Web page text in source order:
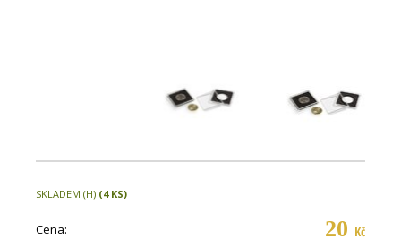
SKLADEM (H) (4 KS)
Cena: 20 Kč